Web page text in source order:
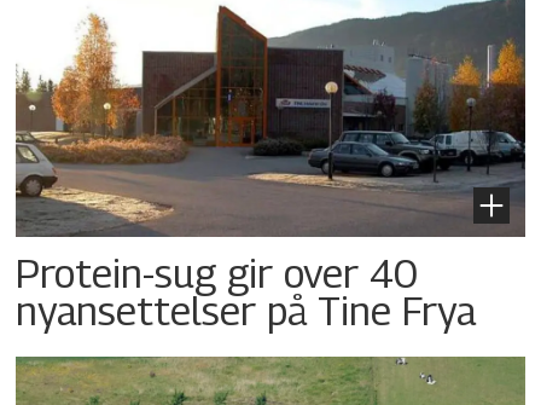
Protein-sug gir over 40
nyansettelser på Tine Frya